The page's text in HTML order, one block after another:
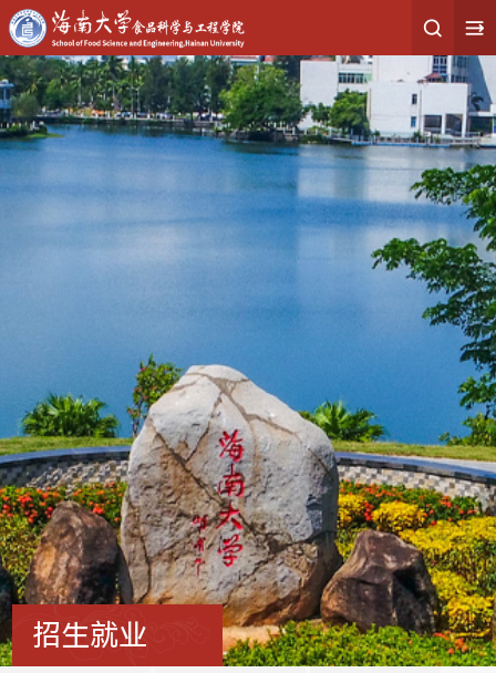
招生就业